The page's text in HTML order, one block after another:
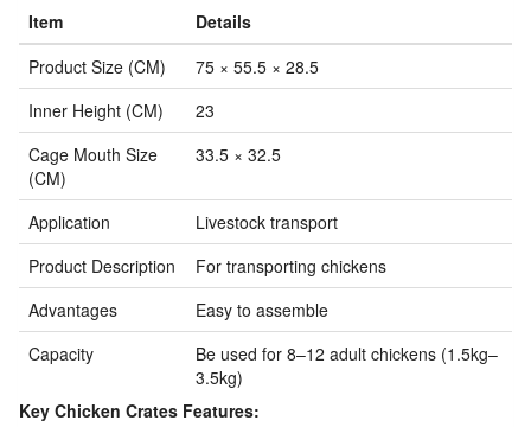
Item
Details
Product Size (CM)
75 × 55.5 × 28.5
Inner Height (CM)
23
Cage Mouth Size
(CM)
33.5 × 32.5
Application
Livestock transport
Product Description
For transporting chickens
Advantages
Easy to assemble
Capacity
Be used for 8–12 adult chickens (1.5kg–
3.5kg)
Key Chicken Crates Features: